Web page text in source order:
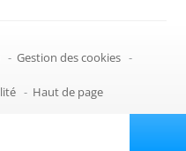
- Gestion des cookies -
- Haut de page